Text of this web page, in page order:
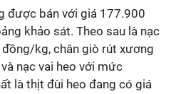
được bán với giá 177.900
khảo sát. Theo sau là nạc
kg, chân giò rút xương
nạc vai heo với mức
là thịt đùi heo đang có giá